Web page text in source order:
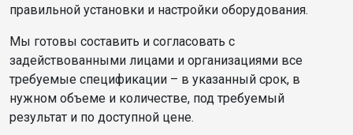
правильной установки и настройки оборудования.
Мы готовы составить и согласовать с
задействованными лицами и организациями все
требуемые спецификации – в указанный срок, в
нужном объеме и количестве, под требуемый
результат и по доступной цене.